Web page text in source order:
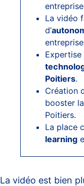
La vidéo
d’
Poitiers.
Création
booster
Poitiers.
La place
learning
La vidéo est bien